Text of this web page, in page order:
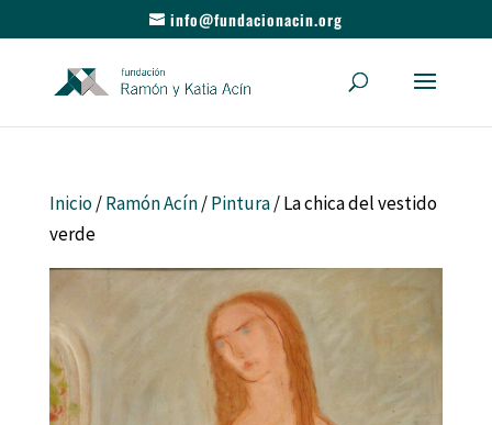
info@fundacionacin.org
Inicio/Ramón Acín/Pintura/ La chica del vestido
verde